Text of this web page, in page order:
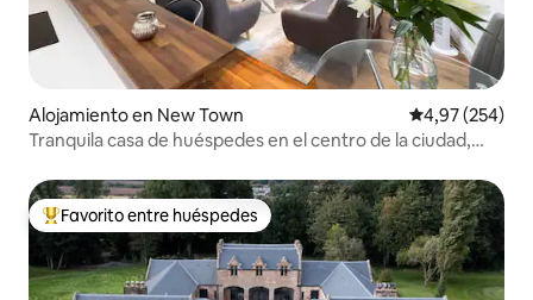
Alojamiento en New Town Calificación
4,97 (254)
Tranquila casa de huéspedes en el centro de la ciudad,
Favorito entre los huéspedes más destacados
Favorito entre huéspedes